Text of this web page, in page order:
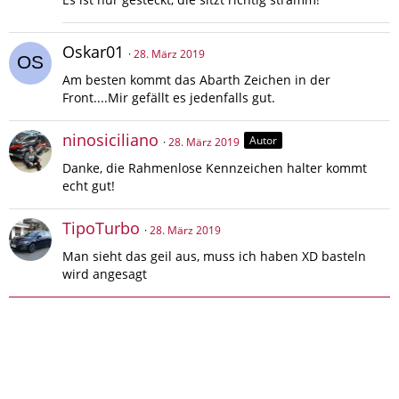
Oskar01 28. März 2019
Am besten kommt das Abarth Zeichen in der
Front....Mir gefällt es jedenfalls gut.
ninosiciliano 28. März 2019 Autor
Danke, die Rahmenlose Kennzeichen halter kommt
echt gut!
TipoTurbo 28. März 2019
Man sieht das geil aus, muss ich haben XD basteln
wird angesagt